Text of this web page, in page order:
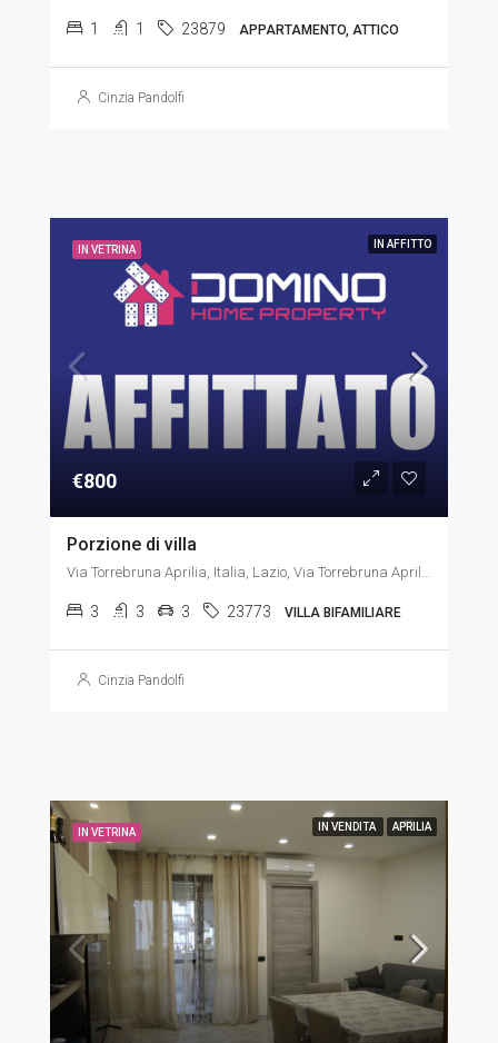
1 1 23879 APPARTAMENTO, ATTICO
Cinzia Pandolfi
IN VETRINA IN AFFITTO
€800
Porzione di villa
3 3 3 23773 VILLA BIFAMILIARE
Cinzia Pandolfi
IN VETRINA IN VENDITA APRILIA